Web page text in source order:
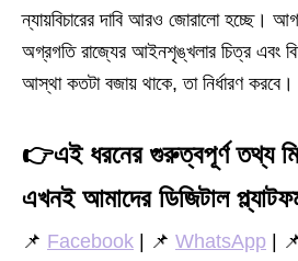
ন্যায়বিচারের দাবি আরও জোরালো হচ্ছে।
অগ্রগতি রাজ্যের আইনশৃঙ্খলার চিত্র এবং
আস্থা কতটা বজায় থাকে, তা নির্ধারণ করবে।
👉এই ধরনের গুরুত্বপূর্ণ তথ্য
এখনই আমাদের ডিজিটাল
📌 Facebook | 📌 WhatsApp |